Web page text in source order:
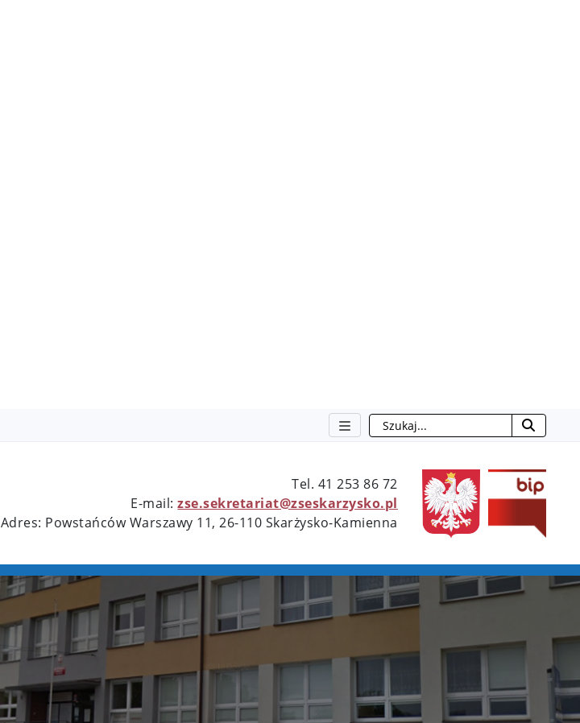
Szukaj
Tel. 41 253 86 72
E-mail:zse.sekretariat@zseskarzysko.pl
Adres: Powstańców Warszawy 11, 26-110 Skarżysko-Kamienna